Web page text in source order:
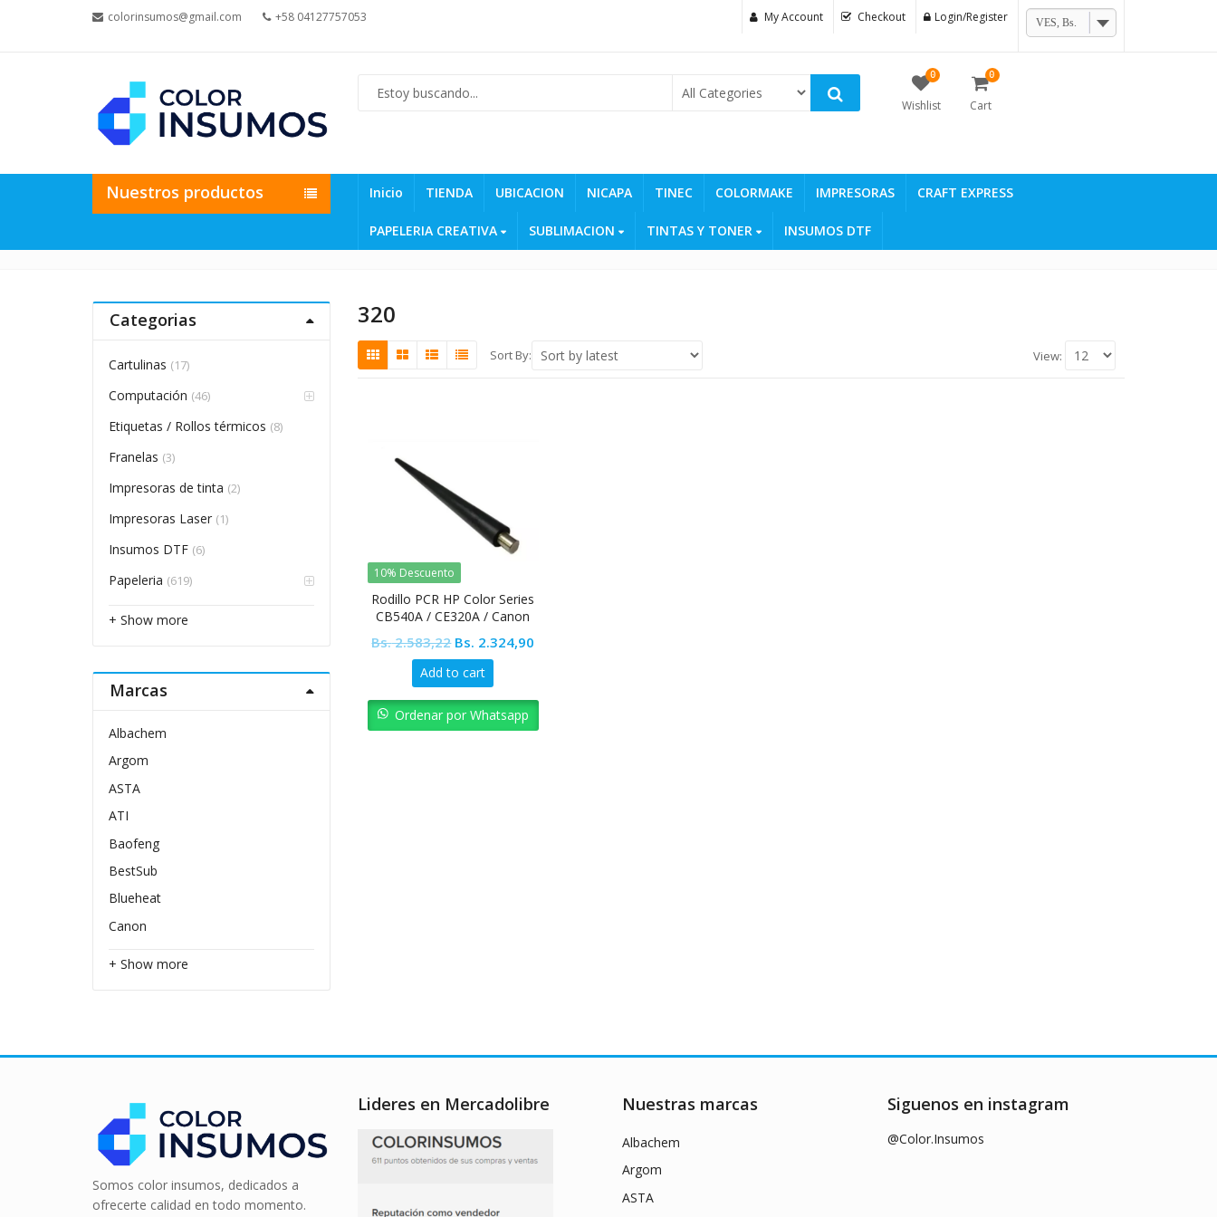
colorinsumos@gmail.com +58 04127757053 My Account Checkout Login/Register VES, Bs.
0
Wishlist
0
Cart
Nuestros productos Inicio TIENDA UBICACION NICAPA TINEC COLORMAKE IMPRESORAS CRAFT EXPRESS
PAPELERIA CREATIVA SUBLIMACION TINTAS Y TONER INSUMOS DTF
320
Sort By: View:
10% Descuento
Rodillo PCR HP Color Series
CB540A / CE320A / Canon
Bs.2.583,22 Original
price
was:
Bs. 2.583,22.
Bs. 2.324,90
Bs. 2.324,90.
Add to cart
Ordenar por Whatsapp
Categorias
Cartulinas (17)
Computación (46)
Etiquetas / Rollos térmicos (8)
Franelas (3)
Impresoras de tinta (2)
Impresoras Laser (1)
Insumos DTF (6)
Papeleria (619)
+ Show more
Marcas
Albachem
Argom
ASTA
ATI
Baofeng
BestSub
Blueheat
Canon
+ Show more
Somos color insumos, dedicados a
ofrecerte calidad en todo momento.
Lideres en Mercadolibre Nuestras marcas
Albachem
Argom
ASTA
Siguenos en instagram
@Color.Insumos